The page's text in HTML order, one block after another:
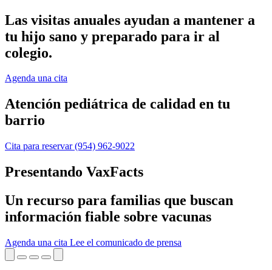
Las visitas anuales ayudan a mantener a
tu hijo sano y preparado para ir al
colegio.
Agenda una cita
Atención pediátrica de calidad en tu
barrio
Cita para reservar(954) 962-9022
Presentando VaxFacts
Un recurso para familias que buscan
información fiable sobre vacunas
Agenda una cita Lee el comunicado de prensa